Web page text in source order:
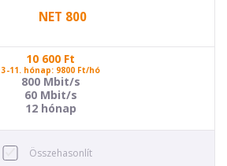
NET 800
10 600 Ft
3-11. hónap: 9800 Ft/hó
800 Mbit/s
60 Mbit/s
12 hónap
Összehasonlít